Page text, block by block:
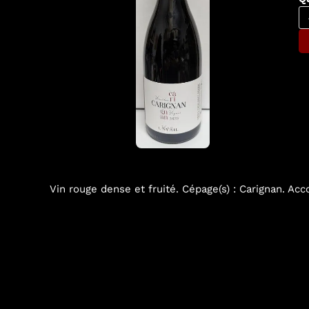
Vin rouge dense et fruité. Cépage(s) : Carignan.